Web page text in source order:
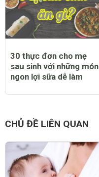
30 thực đơn cho mẹ
sau sinh với những món
ngon lợi sữa dễ làm
CHỦ ĐỀ LIÊN QUAN